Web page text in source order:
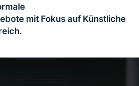
mit Fokus auf Künstliche